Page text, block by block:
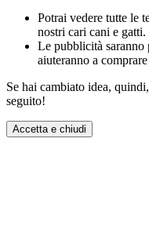
Potrai vedere tutte le
nostri cari cani e gatti.
Le pubblicità saranno
aiuteranno a
Se hai cambiato idea,
seguito!
Accetta e chiudi